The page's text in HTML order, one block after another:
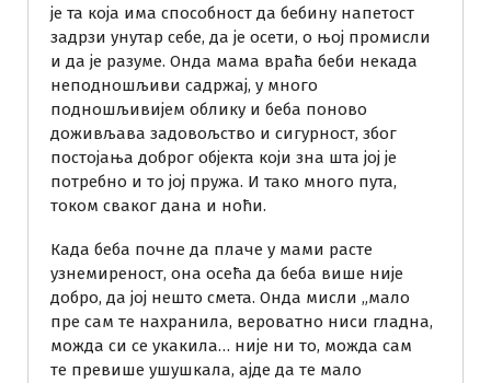
је та која има способност да бебину напетост
задрзи унутар себе, да је осети, о њој промисли
и да је разуме. Онда мама враћа беби некада
неподношљиви садржај, у много
подношљивијем облику и беба поново
доживљава задовољство и сигурност, због
постојања доброг објекта који зна шта јој је
потребно и то јој пружа. И тако много пута,
током сваког дана и ноћи.
Када беба почне да плаче у мами расте
узнемиреност, она осећа да беба више није
добро, да јој нешто смета. Онда мисли „мало
пре сам те нахранила, вероватно ниси гладна,
можда си се укакила… није ни то, можда сам
те превише ушушкала, ајде да те мало